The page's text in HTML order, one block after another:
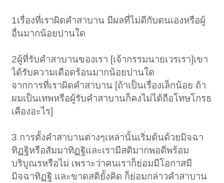
1เรื่องที่เราผิดคำสาบาน มีผลที่ไม่ดีกับตนเองหรือผู้
อื่นมากน้อยปานใด
2ผู้ที่รับคำสาบานของเรา [เจ้ากรรมนายเวรเรา]เขา
ได้รับความเดือดร้อนมากน้อยปานใด
จากการที่เราผิดคำสาบาน [ถ้าเป็นเรื่องเล็กน้อย ถ้า
ผมเป็นเทพหรือผู้รับคำสาบานก็คงไม่ได้ถือโทษโกรธ
เคืองอะไร]
3 การตั้งคำสาบานต่างๆเหล่านั้นเริ่มต้นด้วยมิจฉา
ทิฏฐิหรือสัมมาทิฏฐิและเรามีสติมากพอดีพร้อม
บริบูณรหรือไม่ เพราะว่าคนเราก็ย่อมมีโอกาสมี
มิจฉาทิฏฐิ และขาดสติยั้งคิด ก็ย่อมกล่าวคำสาบาน